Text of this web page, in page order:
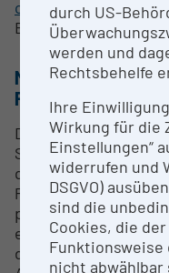
ographie/
Erstellung von
METHODEN &
Die
Standardmethode in
qualitativen und
Phasenbestandes
polierten
eine (meist)
detaillierte
durch US-
werden und
Rechtsbehelfe
Ihre
Wirkung für die
Einstellungen“
widerrufen und
DSGVO)
sind die
Cookies, die
Funktionsweise
nicht abwählbar